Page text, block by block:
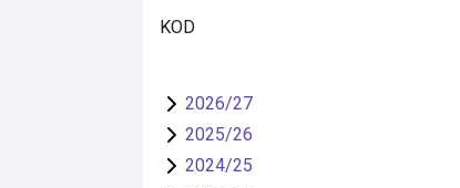
KOD
2026/27
2025/26
2024/25